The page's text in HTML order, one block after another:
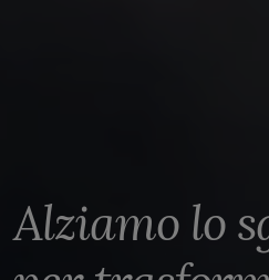
Alziamo lo